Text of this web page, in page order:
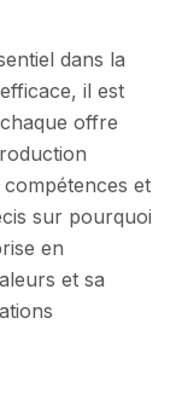
dans la
il est
offre
et
sur pourquoi
en
et sa